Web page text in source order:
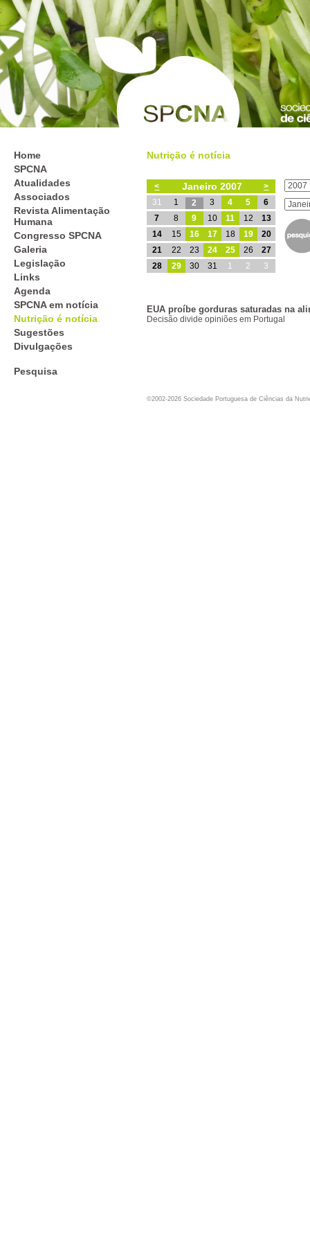
Home
SPCNA
Atualidades
Associados
Revista Alimentação
Humana
Congresso SPCNA
Galeria
Legislação
Links
Agenda
SPCNA em notícia
Nutrição é notícia
Sugestões
Divulgações
Pesquisa
Nutrição é notícia
< Janeiro 2007
>
31
1 2 3 4 5
6
7
8 9 10 11 12
13
14
15 16 17 18 19
20
21
22 23 24 25 26
27
28
29 30 31 1 2 3
EUA proíbe gorduras saturadas na
Decisão divide opiniões em Portugal
©2002-2026 Sociedade Portuguesa de Ciências da